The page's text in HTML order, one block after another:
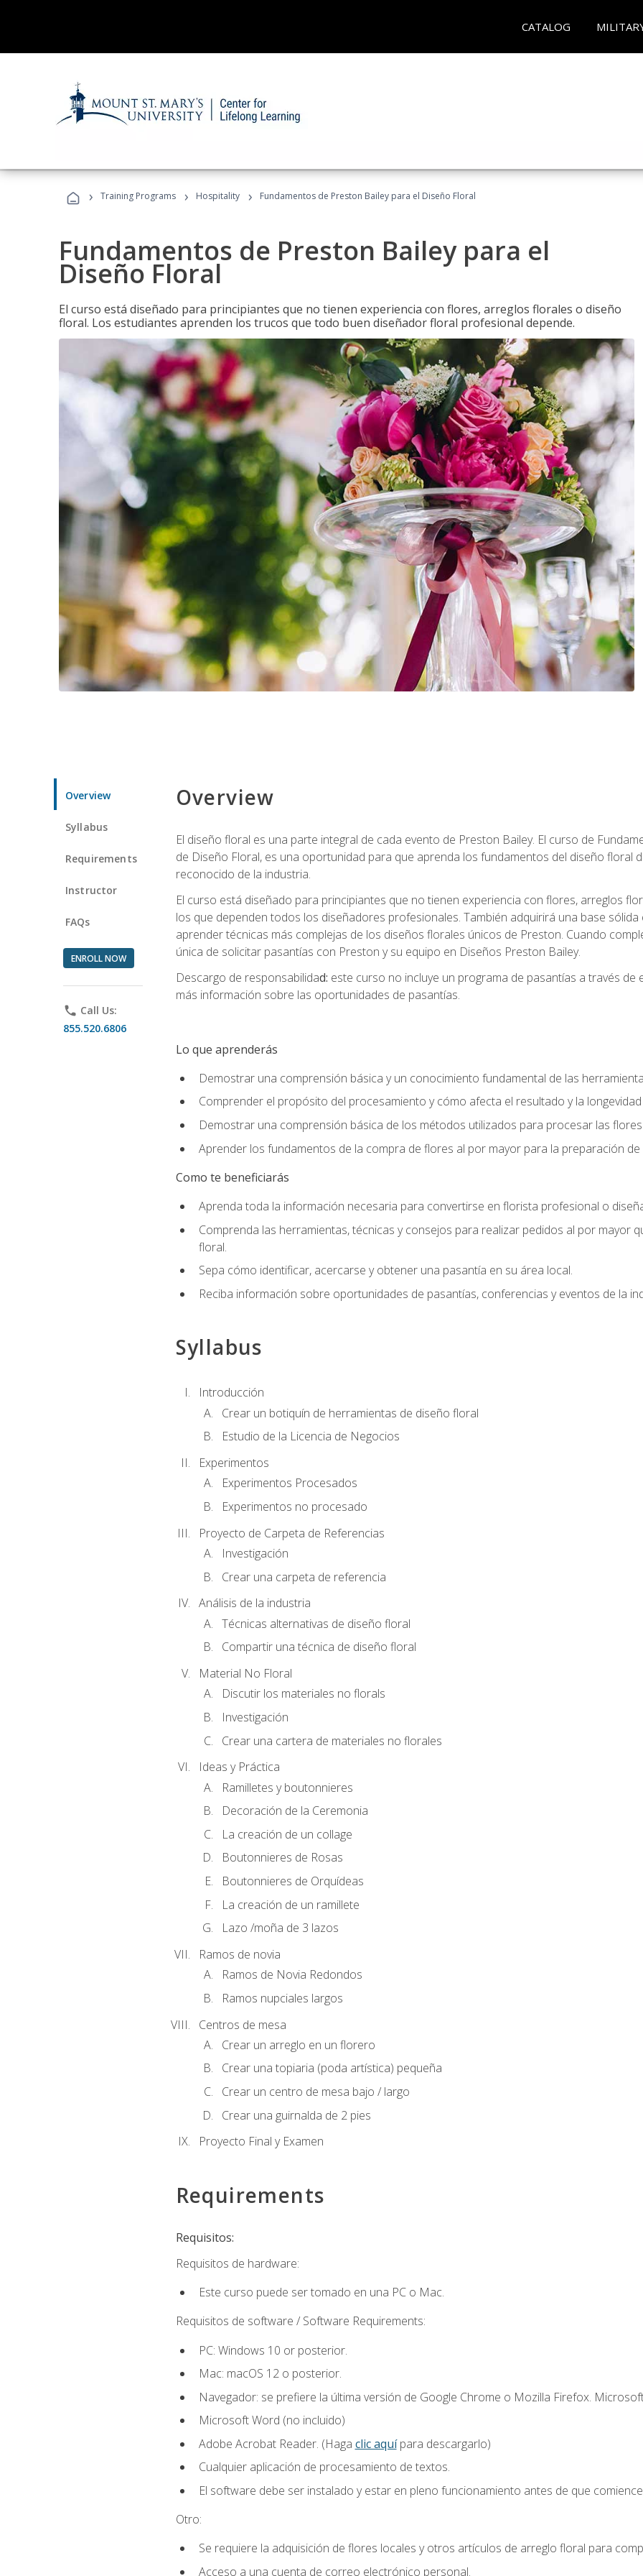
CATALOG
› Training Programs › Hospitality › Fundamentos de Preston Bailey para el Diseño Floral
Fundamentos de Preston Bailey para el
Diseño Floral
El curso está diseñado para principiantes que no tienen experiencia con flores, arreglos florales o diseño
floral. Los estudiantes aprenden los trucos que todo buen diseñador floral profesional depende.
Overview
Syllabus
Requirements
Instructor
FAQs
ENROLL NOW
phone Call Us:
855.520.6806
Overview
El diseño floral es una parte integral de cada evento de Preston Bailey. El curso de
de Diseño Floral, es una oportunidad para que aprenda los fundamentos del diseño floral
reconocido de la industria.
El curso está diseñado para principiantes que no tienen experiencia con flores, arreglos
los que dependen todos los diseñadores profesionales. También adquirirá una base
aprender técnicas más complejas de los diseños florales únicos de Preston. Cuando
única de solicitar pasantías con Preston y su equipo en Diseños Preston Bailey.
Descargo de responsabilidad: este curso no incluye un programa de pasantías a través
más información sobre las oportunidades de pasantías.
Lo que aprenderás
Demostrar una comprensión básica y un conocimiento fundamental de las
Comprender el propósito del procesamiento y cómo afecta el resultado y la
Demostrar una comprensión básica de los métodos utilizados para procesar las
Aprender los fundamentos de la compra de flores al por mayor para la preparación
Como te beneficiarás
Aprenda toda la información necesaria para convertirse en florista profesional o
Comprenda las herramientas, técnicas y consejos para realizar pedidos al por mayor
floral.
Sepa cómo identificar, acercarse y obtener una pasantía en su área local.
Reciba información sobre oportunidades de pasantías, conferencias y eventos de la
Syllabus
Introducción
Crear un botiquín de herramientas de diseño floral
Estudio de la Licencia de Negocios
Experimentos
Experimentos Procesados
Experimentos no procesado
Proyecto de Carpeta de Referencias
Investigación
Crear una carpeta de referencia
Análisis de la industria
Técnicas alternativas de diseño floral
Compartir una técnica de diseño floral
Material No Floral
Discutir los materiales no florals
Investigación
Crear una cartera de materiales no florales
Ideas y Práctica
Ramilletes y boutonnieres
Decoración de la Ceremonia
La creación de un collage
Boutonnieres de Rosas
Boutonnieres de Orquídeas
La creación de un ramillete
Lazo /moña de 3 lazos
Ramos de novia
Ramos de Novia Redondos
Ramos nupciales largos
Centros de mesa
Crear un arreglo en un florero
Crear una topiaria (poda artística) pequeña
Crear un centro de mesa bajo / largo
Crear una guirnalda de 2 pies
Proyecto Final y Examen
Requirements
Requisitos:
Requisitos de hardware:
Este curso puede ser tomado en una PC o Mac.
Requisitos de software / Software Requirements:
PC: Windows 10 or posterior.
Mac: macOS 12 o posterior.
Navegador: se prefiere la última versión de Google Chrome o Mozilla Firefox.
Microsoft Word (no incluido)
Adobe Acrobat Reader. (Haga clic aquípara descargarlo)
Cualquier aplicación de procesamiento de textos.
El software debe ser instalado y estar en pleno funcionamiento antes de que
Otro:
Se requiere la adquisición de flores locales y otros artículos de arreglo floral para
Acceso a una cuenta de correo electrónico personal.